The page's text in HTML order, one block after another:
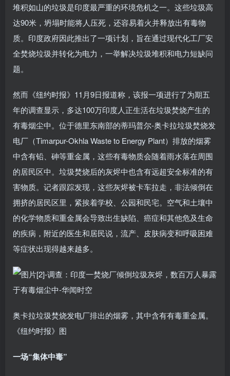
堆积如山的垃圾是印度最严重的环境危机之一。这些垃圾高
达90米，坍塌时能将人压死，还容易着火并释放出有毒物
质。印度政府因此推出了一项计划，旨在通过现代化工厂安
全焚烧垃圾并转化为电力，一举解决垃圾堆积和电力短缺问
题。
然而《纽约时报》11月9日报道称，该报一项进行了为期五
年的调查显示，多达100万印度人正生活在垃圾焚烧产生的
有毒烟尘中。位于德里东南部的蒂玛普尔-奥卡拉垃圾焚烧发
电厂（Timarpur-Okhla Waste to Energy Plant）排放的烟雾
中含有铅、砷等重金属，这些有毒物质会随着雨水落在周围
的居民区中。垃圾焚烧后的灰烬中也含有远超安全标准的有
害物质。记者跟踪发现，这些灰烬被卡车拉走，非法倾倒在
拥挤的居民区里，紧挨着学校、公园和民宅。空气和土壤中
的化学物质和重金属会导致出生缺陷、癌症和其他危及生命
的疾病，附近的医生和居民说，流产、皮肤病变和呼吸困难
等症状出现得越来越多。
奥卡拉垃圾焚烧发电厂排出的烟雾，其中含有有毒重金属。
《纽约时报》图
一场“集体中毒”